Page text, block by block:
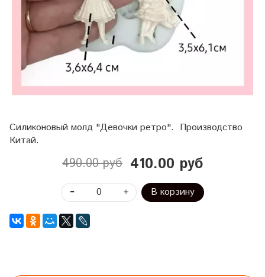
Силиконовый молд "Девочки ретро". Производство
Китай.
490.00 руб 410.00 руб
В корзину